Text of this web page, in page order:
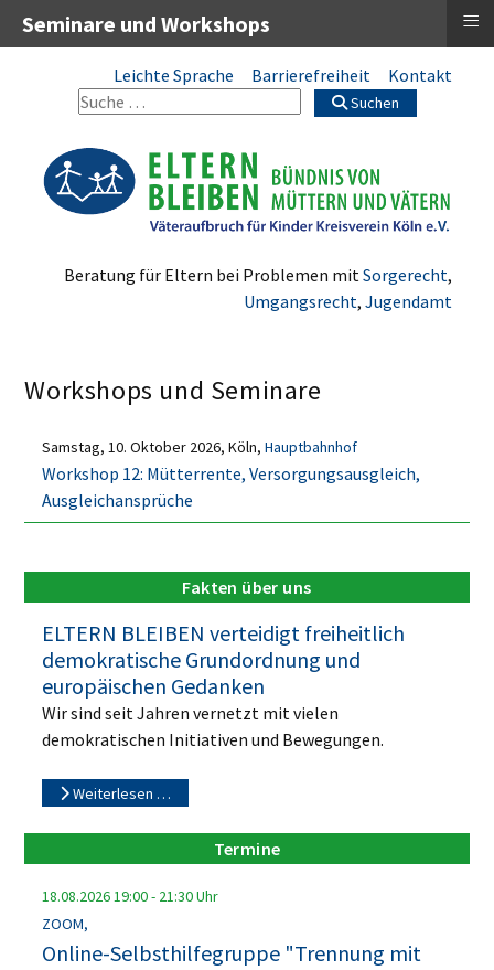
Leichte Sprache Barrierefreiheit Kontakt
Suchen
Beratung für Eltern bei Problemen mit Sorgerecht,
Umgangsrecht, Jugendamt
Workshops und Seminare
Samstag, 10. Oktober 2026, Köln,Hauptbahnhof
Workshop 12: Mütterrente, Versorgungsausgleich,
Ausgleichansprüche
Fakten über uns
ELTERN BLEIBEN verteidigt freiheitlich
demokratische Grundordnung und
europäischen Gedanken
Wir sind seit Jahren vernetzt mit vielen
demokratischen Initiativen und Bewegungen.
Weiterlesen …
Termine
18.08.202619:00- 21:30Uhr
ZOOM,
Online-Selbsthilfegruppe "Trennung mit
Seminare und Workshops ≡